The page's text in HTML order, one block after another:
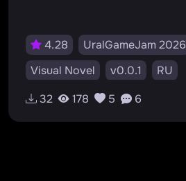
4.28 UralGameJam 2026
Visual Novel
v0.0.1
RU
32
178 5 6